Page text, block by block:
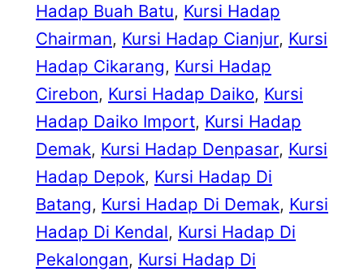
Hadap Buah Batu, Kursi Hadap
Chairman, Kursi Hadap Cianjur, Kursi
Hadap Cikarang, Kursi Hadap
Cirebon, Kursi Hadap Daiko, Kursi
Hadap Daiko Import, Kursi Hadap
Demak, Kursi Hadap Denpasar, Kursi
Hadap Depok, Kursi Hadap Di
Batang, Kursi Hadap Di Demak, Kursi
Hadap Di Kendal, Kursi Hadap Di
Pekalongan, Kursi Hadap Di